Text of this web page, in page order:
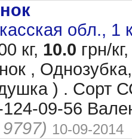
обл., 1
кг, 10.0 грн/кг,
,
) . Сорт
09-56
10-09-2014